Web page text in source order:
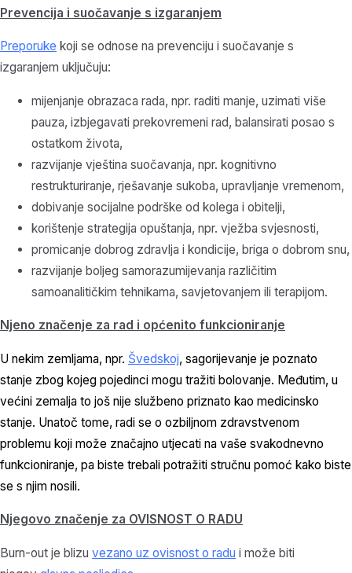
Prevencija i suočavanje s izgaranjem
Preporuke koji se odnose na prevenciju i suočavanje s
izgaranjem uključuju:
mijenjanje obrazaca rada, npr. raditi manje, uzimati više
pauza, izbjegavati prekovremeni rad, balansirati posao s
ostatkom života,
razvijanje vještina suočavanja, npr. kognitivno
restrukturiranje, rješavanje sukoba, upravljanje vremenom,
dobivanje socijalne podrške od kolega i obitelji,
korištenje strategija opuštanja, npr. vježba svjesnosti,
promicanje dobrog zdravlja i kondicije, briga o dobrom snu,
razvijanje boljeg samorazumijevanja različitim
samoanalitičkim tehnikama, savjetovanjem ili terapijom.
Njeno značenje za rad i općenito funkcioniranje
U nekim zemljama, npr. Švedskoj, sagorijevanje je poznato
stanje zbog kojeg pojedinci mogu tražiti bolovanje. Međutim, u
većini zemalja to još nije službeno priznato kao medicinsko
stanje. Unatoč tome, radi se o ozbiljnom zdravstvenom
problemu koji može značajno utjecati na vaše svakodnevno
funkcioniranje, pa biste trebali potražiti stručnu pomoć kako biste
se s njim nosili.
Njegovo značenje za OVISNOST O RADU
Burn-out je blizu vezano uz ovisnost o radu i može biti